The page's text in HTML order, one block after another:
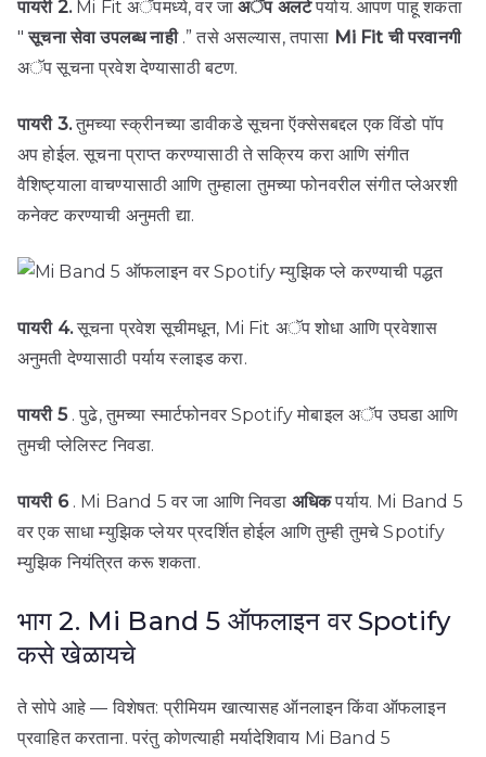
पायरी 2.Mi Fit अॅपमध्ये, वर जाअॅप अलर्टपर्याय. आपण पाहू शकता
"सूचना सेवा उपलब्ध नाही.” तसे असल्यास, तपासा Mi Fit ची परवानगी
अॅप सूचना प्रवेश देण्यासाठी बटण.
पायरी 3.तुमच्या स्क्रीनच्या डावीकडे सूचना ऍक्सेसबद्दल एक विंडो पॉप
अप होईल. सूचना प्राप्त करण्यासाठी ते सक्रिय करा आणि संगीत
वैशिष्ट्याला वाचण्यासाठी आणि तुम्हाला तुमच्या फोनवरील संगीत प्लेअरशी
कनेक्ट करण्याची अनुमती द्या.
पायरी 4.सूचना प्रवेश सूचीमधून, Mi Fit अॅप शोधा आणि प्रवेशास
अनुमती देण्यासाठी पर्याय स्लाइड करा.
पायरी 5. पुढे, तुमच्या स्मार्टफोनवर Spotify मोबाइल अॅप उघडा आणि
तुमची प्लेलिस्ट निवडा.
पायरी 6. Mi Band 5 वर जा आणि निवडा अधिकपर्याय. Mi Band 5
वर एक साधा म्युझिक प्लेयर प्रदर्शित होईल आणि तुम्ही तुमचे Spotify
म्युझिक नियंत्रित करू शकता.
भाग 2. Mi Band 5 ऑफलाइन वर Spotify
कसे खेळायचे
ते सोपे आहे — विशेषत: प्रीमियम खात्यासह ऑनलाइन किंवा ऑफलाइन
प्रवाहित करताना. परंतु कोणत्याही मर्यादेशिवाय Mi Band 5